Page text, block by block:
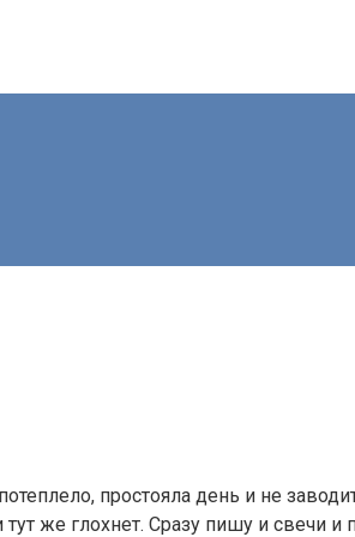
простояла день и не
же глохнет. Сразу пишу и свечи